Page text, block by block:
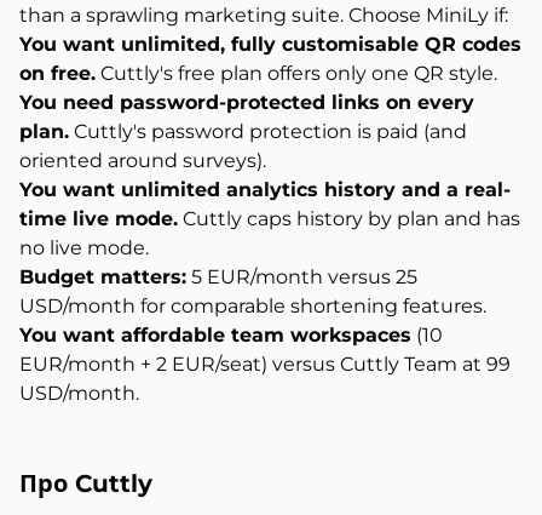
than a sprawling marketing suite. Choose MiniLy if:
You want unlimited, fully customisable QR codes
on free. Cuttly's free plan offers only one QR style.
You need password-protected links on every
plan. Cuttly's password protection is paid (and
oriented around surveys).
You want unlimited analytics history and a real-
time live mode. Cuttly caps history by plan and has
no live mode.
Budget matters: 5 EUR/month versus 25
USD/month for comparable shortening features.
You want affordable team workspaces (10
EUR/month + 2 EUR/seat) versus Cuttly Team at 99
USD/month.
Про Cuttly